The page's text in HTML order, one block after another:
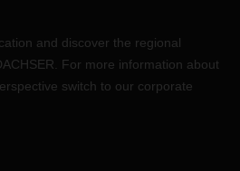
and discover the regional
For more information about
switch to our corporate